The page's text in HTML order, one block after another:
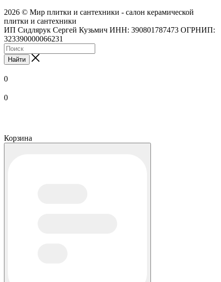
2026 © Мир плитки и сантехники - салон керамической
плитки и сантехники
ИП Сидлярук Сергей Кузьмич ИНН: 390801787473 ОГРНИП:
323390000066231
Найти
0
0
Корзина